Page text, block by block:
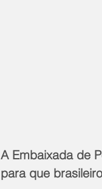
A Embaixada de
para que